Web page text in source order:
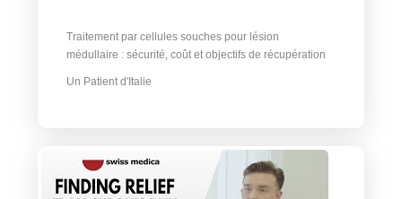
Traitement par cellules souches pour lésion
médullaire : sécurité, coût et objectifs de récupération
Un Patient d'Italie